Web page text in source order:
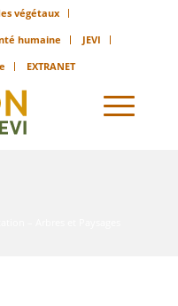
végétaux
humaine
JEVI
EXTRANET